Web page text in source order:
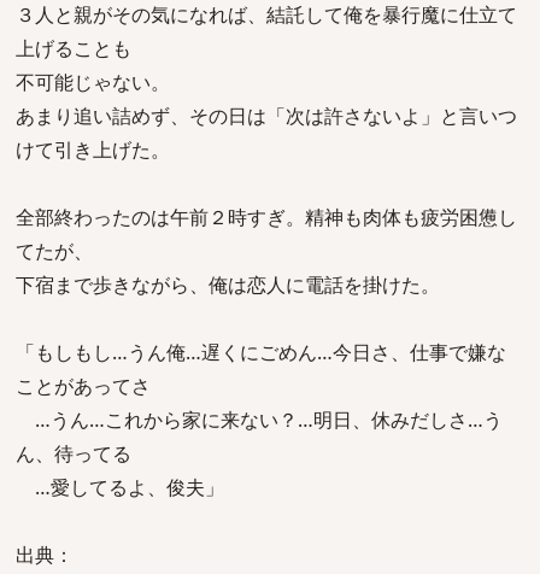
３人と親がその気になれば、結託して俺を暴行魔に仕立て
上げることも
不可能じゃない。
あまり追い詰めず、その日は「次は許さないよ」と言いつ
けて引き上げた。
全部終わったのは午前２時すぎ。精神も肉体も疲労困憊し
てたが、
下宿まで歩きながら、俺は恋人に電話を掛けた。
「もしもし…うん俺…遅くにごめん…今日さ、仕事で嫌な
ことがあってさ
…うん…これから家に来ない？…明日、休みだしさ…う
ん、待ってる
…愛してるよ、俊夫」
出典：